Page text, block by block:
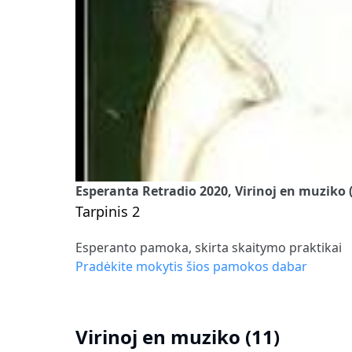
Esperanta Retradio 2020, Virinoj en muziko
Tarpinis 2
Esperanto pamoka, skirta skaitymo praktikai
Pradėkite mokytis šios pamokos dabar
Virinoj en muziko (11)